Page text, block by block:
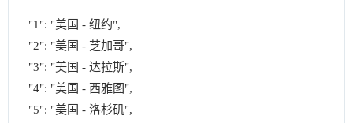
"1": "美国 - 纽约",
"2": "美国 - 芝加哥",
"3": "美国 - 达拉斯",
"4": "美国 - 西雅图",
"5": "美国 - 洛杉矶",